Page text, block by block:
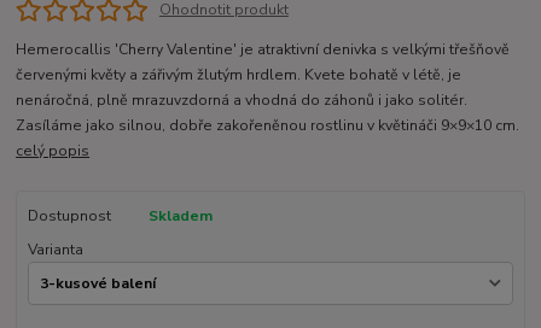
Ohodnotit produkt
Hemerocallis 'Cherry Valentine' je atraktivní denivka s velkými třešňově
červenými květy a zářivým žlutým hrdlem. Kvete bohatě v létě, je
nenáročná, plně mrazuvzdorná a vhodná do záhonů i jako solitér.
Zasíláme jako silnou, dobře zakořeněnou rostlinu v květináči 9×9×10 cm.
celý popis
Dostupnost
Skladem
Varianta